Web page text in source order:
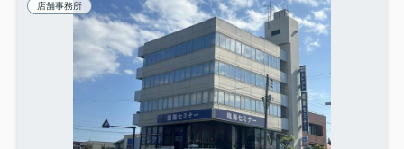
店舗事務所